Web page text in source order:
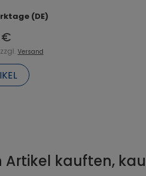
(DE)
€
Versand
Artikel kauften,